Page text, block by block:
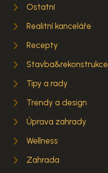
Ostatní
Realitní kanceláře
Recepty
Stavba&rekonstrukce
Tipy a rady
Trendy a design
Úprava zahrady
Wellness
Zahrada